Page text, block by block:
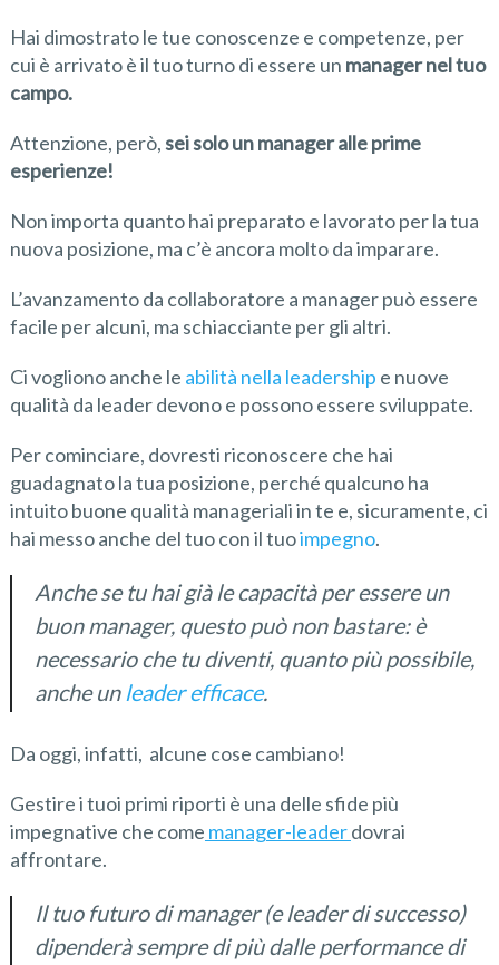
Hai dimostrato le tue conoscenze e competenze, per
cui è arrivato è il tuo turno di essere un manager nel tuo
campo.
Attenzione, però,sei solo un manager alle prime
esperienze!
Non importa quanto hai preparato e lavorato per la tua
nuova posizione, ma c’è ancora molto da imparare.
L’avanzamento da collaboratore a manager può essere
facile per alcuni, ma schiacciante per gli altri.
Ci vogliono anche le abilità nella leadership e nuove
qualità da leader devono e possono essere sviluppate.
Per cominciare, dovresti riconoscere che hai
guadagnato la tua posizione, perché qualcuno ha
intuito buone qualità manageriali in te e, sicuramente, ci
hai messo anche del tuo con il tuoimpegno.
Anche se tu hai già le capacità per essere un
buon manager, questo può non bastare: è
necessario che tu diventi, quanto più possibile,
anche un leader efficace.
Da oggi, infatti, alcune cose cambiano!
Gestire i tuoi primi riporti è una delle sfide più
impegnative che come manager-leaderdovrai
affrontare.
Il tuo futuro di manager (e leader di successo)
dipenderà sempre di più dalle performance di